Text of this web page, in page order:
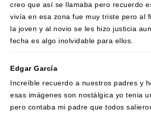
creo que así se llamaba pero recuerdo
vivía en esa zona fue muy triste pero al
la joven y al novio se les hizo justicia
fecha es algo inolvidable para ellos.
Edgar García
Increíble recuerdo a nuestros padres y
esas imágenes son nostálgica yo tenia
pero contaba mi padre que todos